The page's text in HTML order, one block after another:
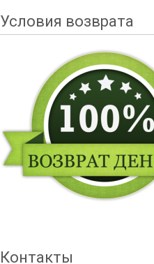
Условия возврата
Контакты